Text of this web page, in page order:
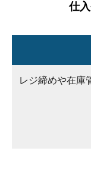
仕
レジ締めや在庫